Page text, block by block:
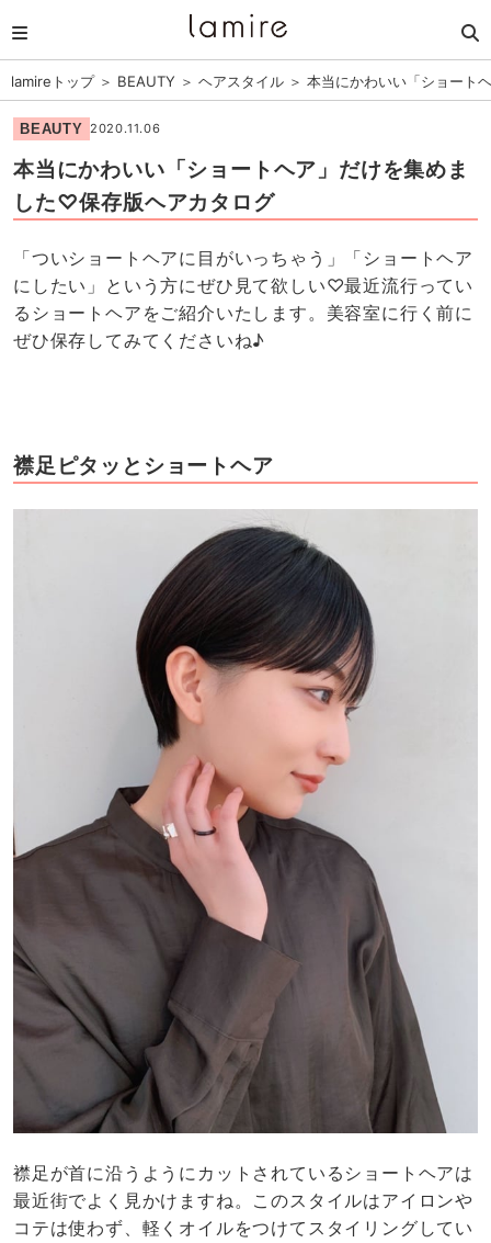
lamireトップ＞ BEAUTY ＞ ヘアスタイル ＞ 本当にかわいい「ショート
BEAUTY 2020.11.06
本当にかわいい「ショートヘア」だけを集めま
した♡保存版ヘアカタログ
「ついショートヘアに目がいっちゃう」「ショートヘア
にしたい」という方にぜひ見て欲しい♡最近流行ってい
るショートヘアをご紹介いたします。美容室に行く前に
ぜひ保存してみてくださいね♪
襟足ピタッとショートヘア
襟足が首に沿うようにカットされているショートヘアは
最近街でよく見かけますね。このスタイルはアイロンや
コテは使わず、軽くオイルをつけてスタイリングしてい